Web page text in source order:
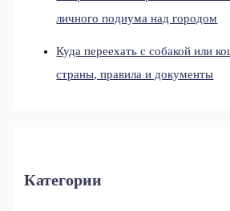
личного подиума над городом
Куда переехать с собакой или
страны, правила и документы
Категории